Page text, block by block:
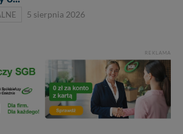
5 sierpnia 2026
REKLAMA